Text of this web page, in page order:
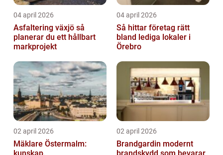
04 april 2026
Asfaltering växjö så
planerar du ett hållbart
markprojekt
04 april 2026
Så hittar företag rätt
bland lediga lokaler i
Örebro
02 april 2026
Mäklare Östermalm:
02 april 2026
Brandgardin modernt